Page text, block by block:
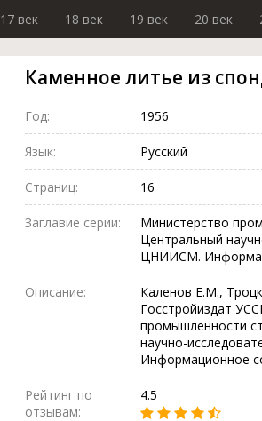
17 век 18 век 19 век 20 век
Каменное литье из
Год: 1956
Язык: Русский
Страниц: 16
Заглавие серии:
Министерство
Центральный
ЦНИИСМ.
Описание:
Каленов Е.М.,
Госстройиздат
промышленности
научно-
Информационное
Рейтинг по
отзывам:
4.5